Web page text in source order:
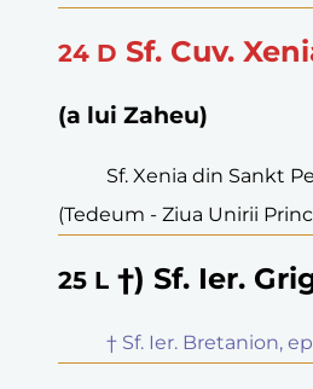
24 D Sf. Cuv.
(a lui Zaheu)
Sf. Xenia din Sankt
(Tedeum - Ziua Unirii
25 L †) Sf. Ier.
† Sf. Ier. Bretanion,